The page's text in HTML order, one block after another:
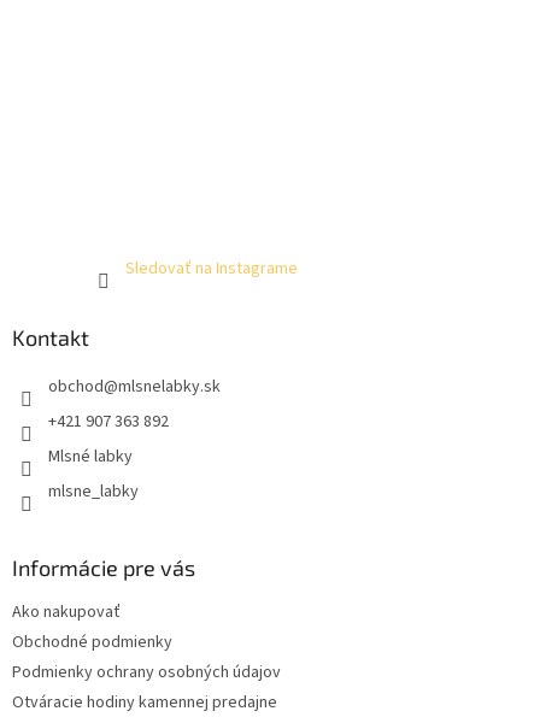
Sledovať na Instagrame
Kontakt
obchod@mlsnelabky.sk
+421 907 363 892
Mlsné labky
mlsne_labky
Informácie pre vás
Ako nakupovať
Obchodné podmienky
Podmienky ochrany osobných údajov
Otváracie hodiny kamennej predajne